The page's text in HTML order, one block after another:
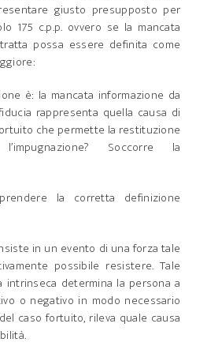
giusto presupposto per
175 c.p.p. ovvero se la mancata
possa essere definita come
è: la mancata informazione da
rappresenta quella causa di
che permette la restituzione
Soccorre la
la corretta definizione
in un evento di una forza tale
possibile resistere. Tale
intrinseca determina la persona a
o negativo in modo necessario
caso fortuito, rileva quale causa